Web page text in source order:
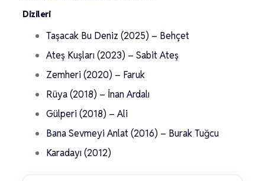
Dizileri
Taşacak Bu Deniz (2025) – Behçet
Ateş Kuşları (2023) – Sabit Ateş
Zemheri (2020) – Faruk
Rüya (2018) – İnan Ardalı
Gülperi (2018) – Ali
Bana Sevmeyi Anlat (2016) – Burak Tuğcu
Karadayı (2012)